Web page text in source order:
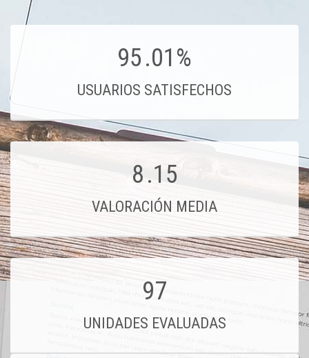
95.01%
USUARIOS SATISFECHOS
8.15
VALORACIÓN MEDIA
97
UNIDADES EVALUADAS